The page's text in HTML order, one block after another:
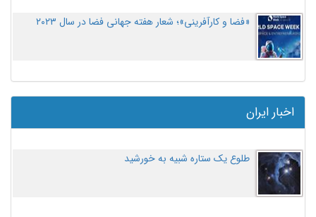
«فضا و کارآفرینی»؛ شعار هفته جهانی فضا در سال ۲۰۲۳
اخبار ایران
طلوع یک ستاره شبیه به خورشید